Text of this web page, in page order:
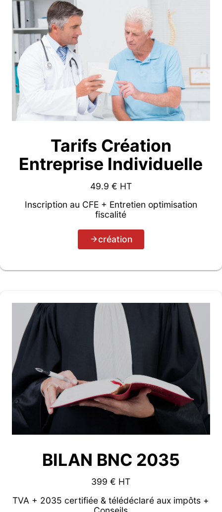
Tarifs Création
Entreprise Individuelle
49.9 € HT
Inscription au CFE + Entretien optimisation
fiscalité
création
BILAN BNC 2035
399 € HT
TVA + 2035 certifiée & télédéclaré aux impôts +